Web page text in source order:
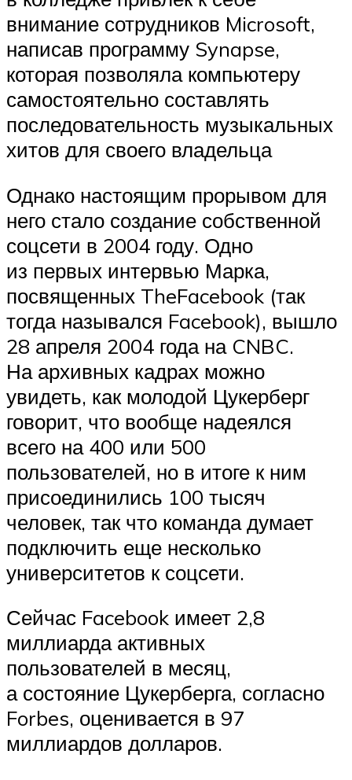
внимание сотрудников Microsoft,
написав программу Synapse,
которая позволяла компьютеру
самостоятельно составлять
последовательность музыкальных
хитов для своего владельца
Однако настоящим прорывом для
него стало создание собственной
соцсети в 2004 году. Одно
из первых интервью Марка,
посвященных TheFacebook (так
тогда назывался Facebook), вышло
28 апреля 2004 года на CNBC.
На архивных кадрах можно
увидеть, как молодой Цукерберг
говорит, что вообще надеялся
всего на 400 или 500
пользователей, но в итоге к ним
присоединились 100 тысяч
человек, так что команда думает
подключить еще несколько
университетов к соцсети.
Сейчас Facebook имеет 2,8
миллиарда активных
пользователей в месяц,
а состояние Цукерберга, согласно
Forbes, оценивается в 97
миллиардов долларов.